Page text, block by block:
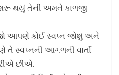
શરૂ થયું તેની અમને કાળજી
આપણે કોઈ સ્વપ્ન જોશું અને
સ્વપ્નની આગળની વાર્તા
છીએ.